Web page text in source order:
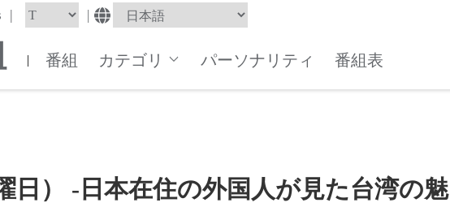
| |
| 番組 カテゴリ パーソナリティ 番組表
日） -日本在住の外国人が見た台湾の魅